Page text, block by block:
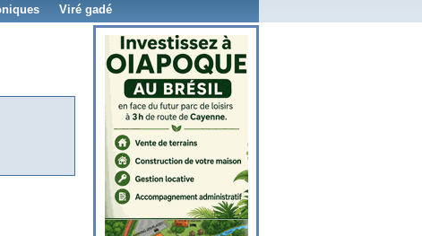
Viré gadé